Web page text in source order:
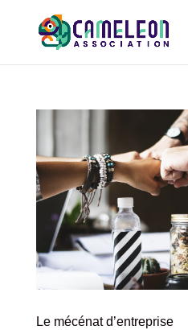
Le mécénat d’entreprise